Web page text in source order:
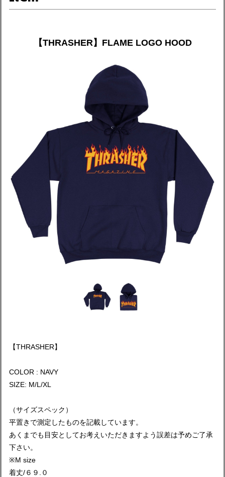
【THRASHER】FLAME LOGO HOOD
【THRASHER】
COLOR : NAVY
SIZE: M/L/XL
（サイズスペック）
平置きで測定したものを記載しています。
あくまでも目安としてお考えいただきますよう誤差は予めご了承
下さい。
※M size
着丈/６９.０